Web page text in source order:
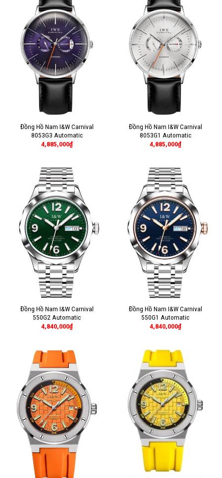
Đồng Hồ Nam I&W Carnival
8053G3 Automatic
4,885,000₫
Đồng Hồ Nam I&W Carnival
8053G1 Automatic
4,885,000₫
Đồng Hồ Nam I&W Carnival
550G2 Automatic
4,840,000₫
Đồng Hồ Nam I&W Carnival
550G1 Automatic
4,840,000₫